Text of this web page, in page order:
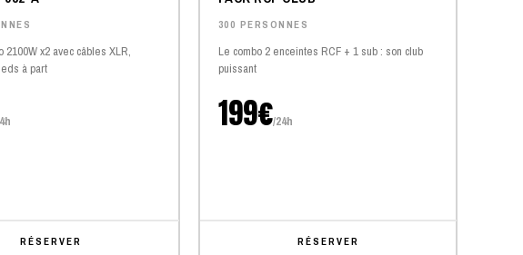
2100W x2 avec câbles XLR,
à part
RÉSERVER
300 PERSONNES
Le combo 2 enceintes RCF + 1 sub : son club
puissant
199€/24h
RÉSERVER